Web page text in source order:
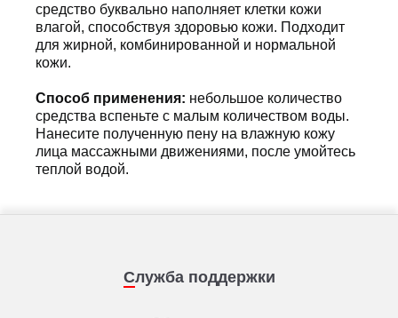
средство буквально наполняет клетки кожи
влагой, способствуя здоровью кожи. Подходит
для жирной, комбинированной и нормальной
кожи.
Способ применения: небольшое количество
средства вспеньте с малым количеством воды.
Нанесите полученную пену на влажную кожу
лица массажными движениями, после умойтесь
теплой водой.
Служба поддержки